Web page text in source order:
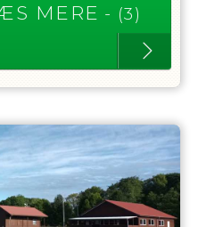
MERE - (3)